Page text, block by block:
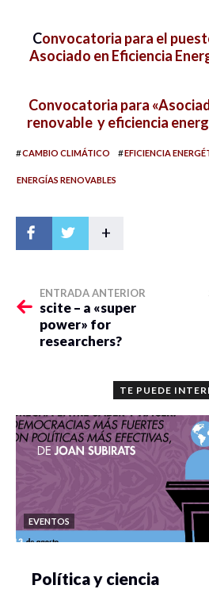
Convocatoria para el
Asociado en Eficiencia
Convocatoria para
renovable y eficiencia
#CAMBIO CLIMÁTICO #EFICIENCIA
ENERGÍAS RENOVABLES
+
ENTRADA ANTERIOR
scite – a «super
power» for
researchers?
TE PUEDE
EVENTOS
Política y ciencia